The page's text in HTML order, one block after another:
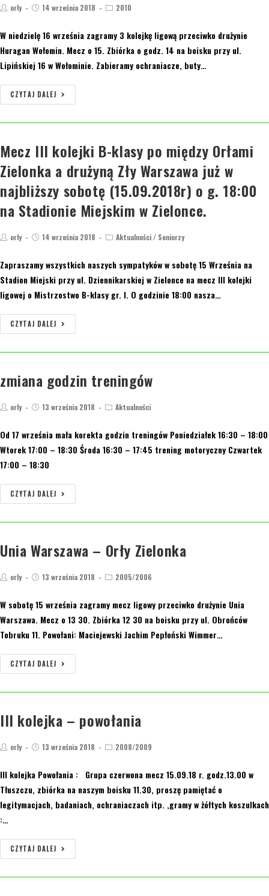
orly 14 września 2018 2010
W niedzielę 16 września zagramy 3 kolejkę ligową przeciwko drużynie
Huragan Wołomin. Mecz o 15. Zbiórka o godz. 14 na boisku przy ul.
Lipińskiej 16 w Wołominie. Zabieramy ochraniacze, buty…
CZYTAJ DALEJ
Mecz III kolejki B-klasy po między Orłami
Zielonka a drużyną Zły Warszawa już w
najbliższy sobotę (15.09.2018r) o g. 18:00
na Stadionie Miejskim w Zielonce.
orly 14 września 2018 Aktualności / Seniorzy
Zapraszamy wszystkich naszych sympatyków w sobotę 15 Września na
Stadion Miejski przy ul. Dziennikarskiej w Zielonce na mecz III kolejki
ligowej o Mistrzostwo B-klasy gr. I. O godzinie 18:00 nasza…
CZYTAJ DALEJ
zmiana godzin treningów
orly 13 września 2018 Aktualności
Od 17 września mała korekta godzin treningów Poniedziałek 16:30 – 18:00
Wtorek 17:00 – 18:30 Środa 16:30 – 17:45 trening motoryczny Czwartek
17:00 – 18:30
CZYTAJ DALEJ
Unia Warszawa – Orły Zielonka
orly 13 września 2018 2005/2006
W sobotę 15 września zagramy mecz ligowy przeciwko drużynie Unia
Warszawa. Mecz o 13 30. Zbiórka 12 30 na boisku przy ul. Obrońców
Tobruku 11. Powołani: Maciejewski Jachim Pepłoński Wimmer…
CZYTAJ DALEJ
III kolejka – powołania
orly 13 września 2018 2008/2009
III kolejka Powołania : Grupa czerwona mecz 15.09.18 r. godz.13.00 w
Tłuszczu, zbiórka na naszym boisku 11.30, proszę pamiętać o
legitymacjach, badaniach, ochraniaczach itp. ,gramy w żółtych koszulkach
:…
CZYTAJ DALEJ